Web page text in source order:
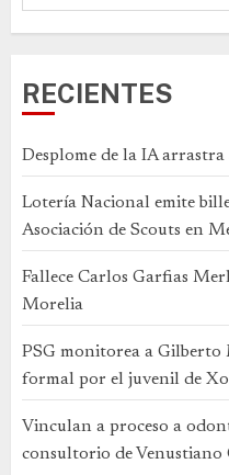
RECIENTES
Desplome de la IA
Lotería Nacional emite
Asociación de Scouts en
Fallece Carlos Garfias
Morelia
PSG monitorea a
formal por el juvenil de
Vinculan a proceso a
consultorio de Venustiano